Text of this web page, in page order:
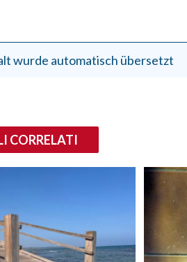
wurde automatisch übersetzt
CORRELATI